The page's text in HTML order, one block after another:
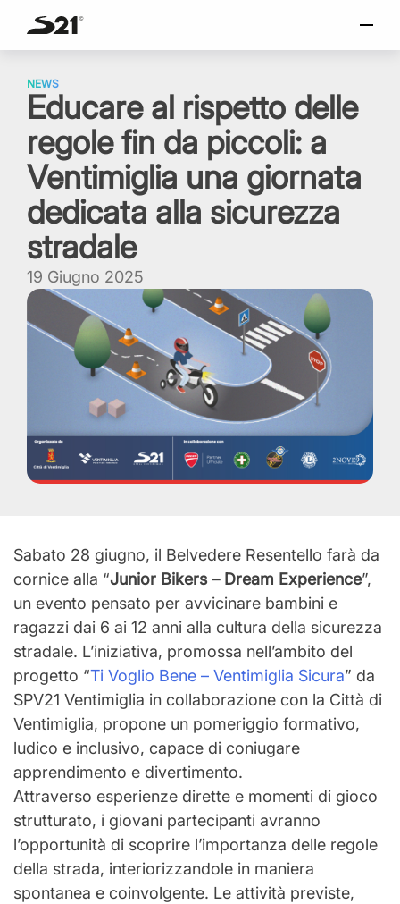
content
English
Español
Portuguese
NEWS
Educare al rispetto delle
regole fin da piccoli: a
Ventimiglia una giornata
dedicata alla sicurezza
stradale
19 Giugno 2025
Sabato 28 giugno, il Belvedere Resentello farà da
cornice alla “Junior Bikers – Dream Experience”,
un evento pensato per avvicinare bambini e
ragazzi dai 6 ai 12 anni alla cultura della sicurezza
stradale. L’iniziativa, promossa nell’ambito del
progetto “Ti Voglio Bene – Ventimiglia Sicura” da
SPV21 Ventimiglia in collaborazione con la Città di
Ventimiglia, propone un pomeriggio formativo,
ludico e inclusivo, capace di coniugare
apprendimento e divertimento.
Attraverso esperienze dirette e momenti di gioco
strutturato, i giovani partecipanti avranno
l’opportunità di scoprire l’importanza delle regole
della strada, interiorizzandole in maniera
spontanea e coinvolgente. Le attività previste,